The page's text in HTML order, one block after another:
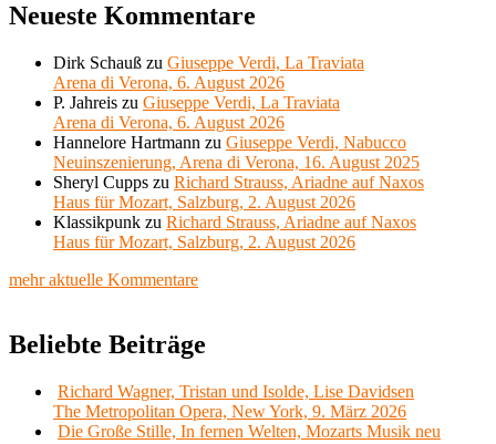
Neueste Kommentare
Dirk Schauß zu Giuseppe Verdi, La Traviata
Arena di Verona, 6. August 2026
P. Jahreis zu Giuseppe Verdi, La Traviata
Arena di Verona, 6. August 2026
Hannelore Hartmann zu Giuseppe Verdi, Nabucco
Neuinszenierung, Arena di Verona, 16. August 2025
Sheryl Cupps zu Richard Strauss, Ariadne auf Naxos
Haus für Mozart, Salzburg, 2. August 2026
Klassikpunk zu Richard Strauss, Ariadne auf Naxos
Haus für Mozart, Salzburg, 2. August 2026
mehr aktuelle Kommentare
Beliebte Beiträge
Richard Wagner, Tristan und Isolde, Lise Davidsen
The Metropolitan Opera, New York, 9. März 2026
Die Große Stille, In fernen Welten, Mozarts Musik neu